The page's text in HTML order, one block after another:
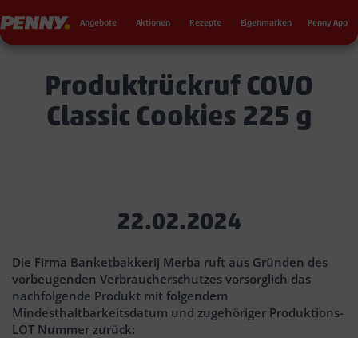
Penny Angebote Aktionen Rezepte Eigenmarken Penny App
Produktrückruf COVO
Classic Cookies 225 g
22.02.2024
Die Firma Banketbakkerij Merba ruft aus Gründen des
vorbeugenden Verbraucherschutzes vorsorglich das
nachfolgende Produkt mit folgendem
Mindesthaltbarkeitsdatum und zugehöriger Produktions-
LOT Nummer zurück: